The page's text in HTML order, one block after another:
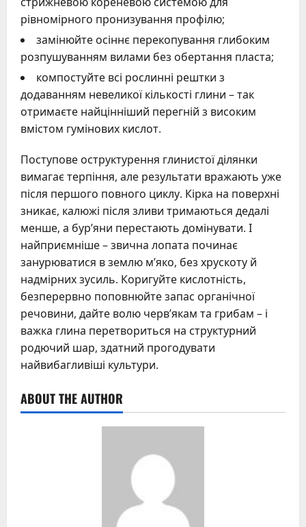
рівномірного пронизування профілю;
замінюйте осіннє перекопування глибоким
розпушуванням вилами без обертання пласта;
компостуйте всі рослинні рештки з
додаванням невеликої кількості глини – так
отримаєте найцінніший перегній з високим
вмістом гумінових кислот.
Поступове оструктурення глинистої ділянки
вимагає терпіння, але результати вражають уже
після першого повного циклу. Кірка на поверхні
зникає, калюжі після зливи тримаються дедалі
менше, а бур’яни перестають домінувати. І
найприємніше – звична лопата починає
занурюватися в землю м’яко, без хрускоту й
надмірних зусиль. Коригуйте кислотність,
безперервно поповнюйте запас органічної
речовини, дайте волю черв’якам та грибам – і
важка глина перетвориться на структурний
родючий шар, здатний прогодувати
найвибагливіші культури.
ABOUT THE AUTHOR